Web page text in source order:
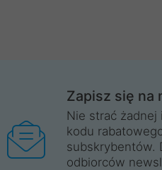
Zapisz się na
Nie strać żadnej
kodu
subskrybentów.
odbiorców